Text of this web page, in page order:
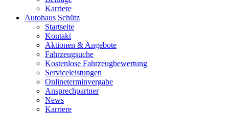
Karriere
Autohaus Schütz
Startseite
Kontakt
Aktionen & Angebote
Fahrzeugsuche
Kostenlose Fahrzeugbewertung
Serviceleistungen
Onlineterminvergabe
Ansprechpartner
News
Karriere